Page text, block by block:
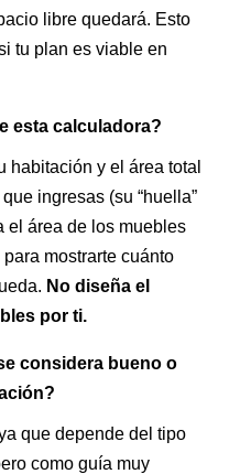
libre quedará. Esto
tu plan es viable en
esta calculadora?
habitación y el área total
ingresas (su “huella”
el área de los muebles
mostrarte cuánto
No diseña el
por ti.
considera bueno o
que depende del tipo
como guía muy